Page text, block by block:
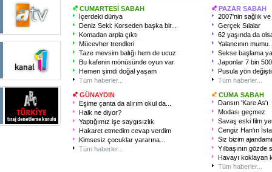
CUMARTESİ SABAH
İçerdeki dünya
Deniz Seki: Korseden başka bir...
Komadan arpla çıktı
Mücevher trendleri
Taze mevsim balığı hem de ucuz
Bu kafenin mönüsünde oyun var
Hemen şimdi doğal yaşam
Tüm haberler...
PAZAR SABAH
2007'nin sağlık
Gerçek Sılalar
62 yaşında da
Yalancının
Sekse başlama
Japonlar 7 bin
Pusula yön
Tüm haberler...
GÜNAYDIN
Eşime çanta da alırım okul da...
Halk ne diyor?
Yaptığımız işe saygısızlık
Hakaret etmedim cevap verdim
Kimsesiz çocuklar yararına...
Tüm haberler...
CUMA SABAH
Dansın 'Kare As'ı
Modası geçmez
Savaş eski film
Cengiz Han'ın
Siz bizim
Yılbaşının gözde
Havayı koklayan
Tüm haberler...